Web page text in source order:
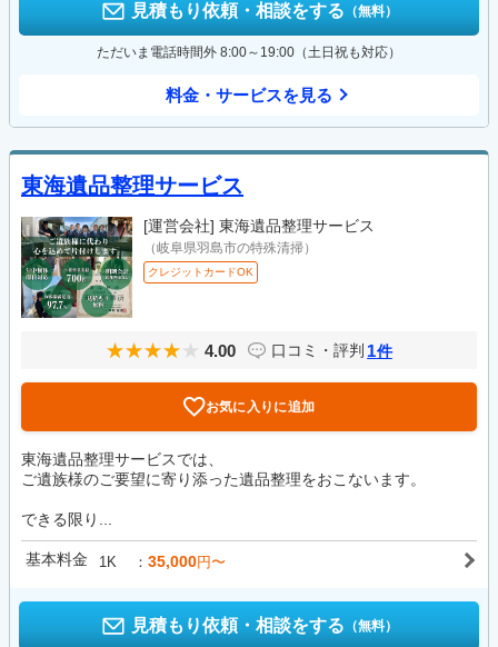
見積もり依頼・相談をする （無料）
ただいま電話時間外 8:00～19:00（土日祝も対応）
料金・サービスを見る
東海遺品整理サービス
[運営会社] 東海遺品整理サービス
（岐阜県羽島市の特殊清掃）
クレジットカードOK
4.00 口コミ・評判 1件
お気に入りに追加
東海遺品整理サービスでは、
ご遺族様のご要望に寄り添った遺品整理をおこないます。
できる限り...
基本料金 1K 35,000円〜
見積もり依頼・相談をする （無料）